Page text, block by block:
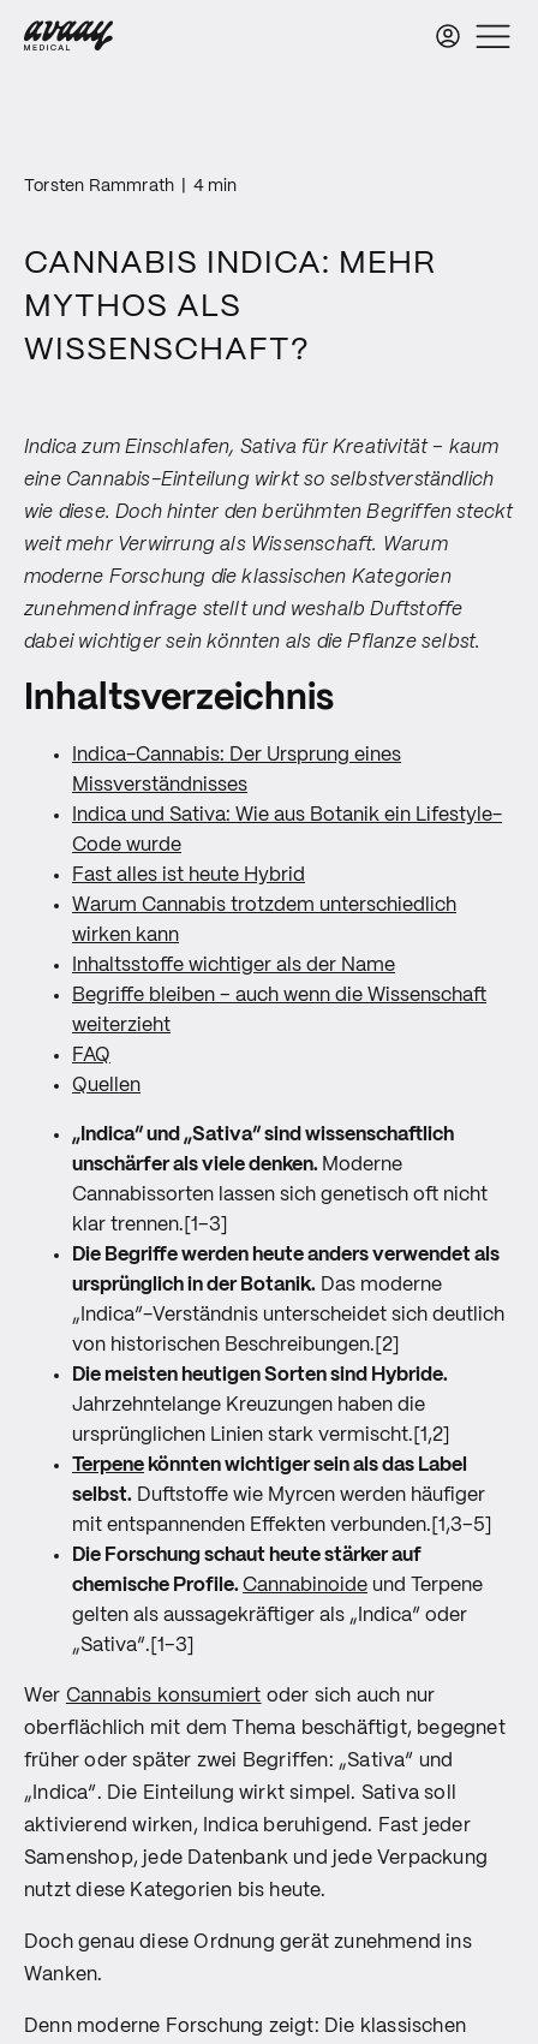
Torsten Rammrath 4 min
CANNABIS INDICA: MEHR
MYTHOS ALS
WISSENSCHAFT?
Indica zum Einschlafen, Sativa für Kreativität – kaum
eine Cannabis-Einteilung wirkt so selbstverständlich
wie diese. Doch hinter den berühmten Begriffen steckt
weit mehr Verwirrung als Wissenschaft. Warum
moderne Forschung die klassischen Kategorien
zunehmend infrage stellt und weshalb Duftstoffe
dabei wichtiger sein könnten als die Pflanze selbst.
Inhaltsverzeichnis
Indica-Cannabis: Der Ursprung eines
Missverständnisses
Indica und Sativa: Wie aus Botanik ein Lifestyle-
Code wurde
Fast alles ist heute Hybrid
Warum Cannabis trotzdem unterschiedlich
wirken kann
Inhaltsstoffe wichtiger als der Name
Begriffe bleiben – auch wenn die Wissenschaft
weiterzieht
FAQ
Quellen
„Indica“ und „Sativa“ sind wissenschaftlich
unschärfer als viele denken. Moderne
Cannabissorten lassen sich genetisch oft nicht
klar trennen.[1–3]
Die Begriffe werden heute anders verwendet als
ursprünglich in der Botanik. Das moderne
„Indica“-Verständnis unterscheidet sich deutlich
von historischen Beschreibungen.[2]
Die meisten heutigen Sorten sind Hybride.
Jahrzehntelange Kreuzungen haben die
ursprünglichen Linien stark vermischt.[1,2]
Terpene könnten wichtiger sein als das Label
selbst. Duftstoffe wie Myrcen werden häufiger
mit entspannenden Effekten verbunden.[1,3–5]
Die Forschung schaut heute stärker auf
chemische Profile. Cannabinoide und Terpene
gelten als aussagekräftiger als „Indica“ oder
„Sativa“.[1–3]
Wer Cannabis konsumiert oder sich auch nur
oberflächlich mit dem Thema beschäftigt, begegnet
früher oder später zwei Begriffen: „Sativa“ und
„Indica“. Die Einteilung wirkt simpel. Sativa soll
aktivierend wirken, Indica beruhigend. Fast jeder
Samenshop, jede Datenbank und jede Verpackung
nutzt diese Kategorien bis heute.
Doch genau diese Ordnung gerät zunehmend ins
Wanken.
Denn moderne Forschung zeigt: Die klassischen